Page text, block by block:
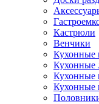
Кастрюли
Венчики
Кухонные
Кухонные
Кухонные